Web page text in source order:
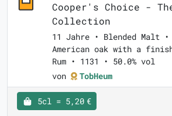
Cooper's Choice -
Collection
11 Jahre • Blended Malt
American oak with a
Rum • 1131 • 50.0% vol
von
TobHeum
5cl = 5,20 €